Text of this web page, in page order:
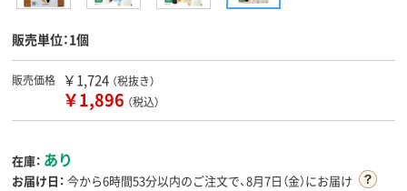
販売単位：1個
販売価格 ￥1,724 （税抜き）
￥1,896 （税込）
在庫： あり
お届け日： 今から6時間53分以内のご注文で、8月7日（金）にお届け